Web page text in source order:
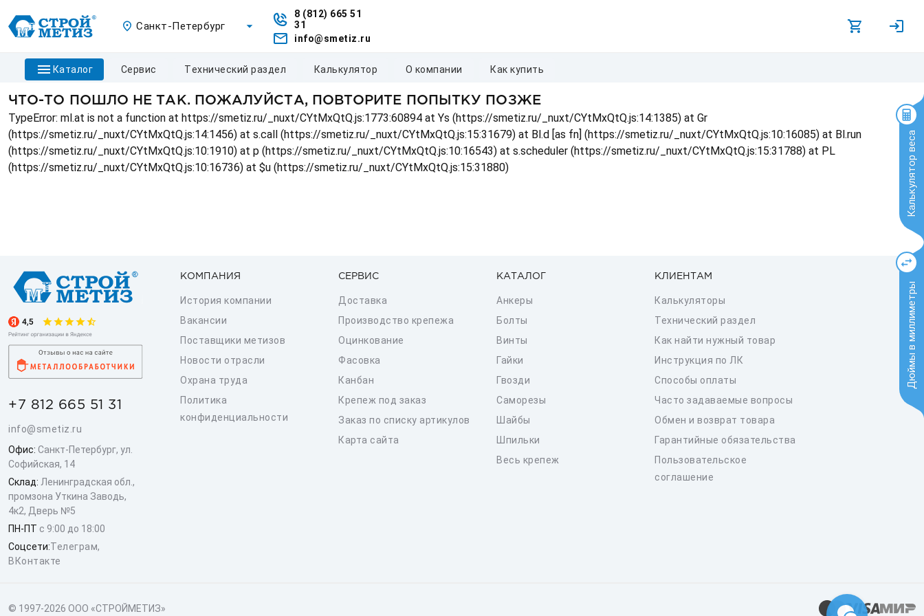
Калькулятор веса
Дюймы в миллиметры
Санкт-Петербург
8 (812) 665 51
31
info@smetiz.ru
каталог сервис технический раздел калькулятор о компании как купить
ЧТО-ТО ПОШЛО НЕ ТАК. ПОЖАЛУЙСТА, ПОВТОРИТЕ ПОПЫТКУ ПОЗЖЕ
TypeError: ml.at is not a function at https://smetiz.ru/_nuxt/CYtMxQtQ.js:1773:60894 at Ys (https://smetiz.ru/_nuxt/CYtMxQtQ.js:14:1385) at Gr
(https://smetiz.ru/_nuxt/CYtMxQtQ.js:14:1456) at s.call (https://smetiz.ru/_nuxt/CYtMxQtQ.js:15:31679) at Bl.d [as fn] (https://smetiz.ru/_nuxt/CYtMxQtQ.js:10:16085) at Bl.run
(https://smetiz.ru/_nuxt/CYtMxQtQ.js:10:1910) at p (https://smetiz.ru/_nuxt/CYtMxQtQ.js:10:16543) at s.scheduler (https://smetiz.ru/_nuxt/CYtMxQtQ.js:15:31788) at PL
(https://smetiz.ru/_nuxt/CYtMxQtQ.js:10:16736) at $u (https://smetiz.ru/_nuxt/CYtMxQtQ.js:15:31880)
+7 812 665 51 31
info@smetiz.ru
Офис: Санкт-Петербург, ул.
Софийская, 14
Склад: Ленинградская обл.,
промзона Уткина Заводь,
4к2, Дверь №5
ПН-ПТ с 9:00 до 18:00
Соцсети:Телеграм,
ВКонтакте
КОМПАНИЯ
История компании
Вакансии
Поставщики метизов
Новости отрасли
Охрана труда
Политика
конфиденциальности
СЕРВИС
Доставка
Производство крепежа
Оцинкование
Фасовка
Канбан
Крепеж под заказ
Заказ по списку артикулов
Карта сайта
КАТАЛОГ
Анкеры
Болты
Винты
Гайки
Гвозди
Саморезы
Шайбы
Шпильки
Весь крепеж
КЛИЕНТАМ
Калькуляторы
Технический раздел
Как найти нужный товар
Инструкция по ЛК
Способы оплаты
Часто задаваемые вопросы
Обмен и возврат товара
Гарантийные обязательства
Пользовательское
соглашение
© 1997-2026 ООО «СТРОЙМЕТИЗ»